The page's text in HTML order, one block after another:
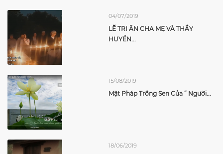
04/07/2019
LỄ TRI ÂN CHA MẸ VÀ THẦY
HUYỀN...
15/08/2019
Mật Pháp Trồng Sen Của “ Người...
18/06/2019